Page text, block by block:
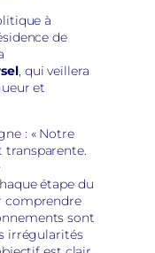
à
de
, qui veillera
et
: « Notre
transparente.
étape du
comprendre
sont
irrégularités